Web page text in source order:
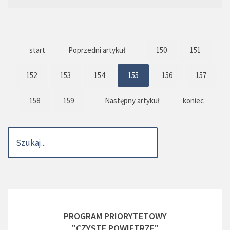
start Poprzedni artykuł 150 151
152 153 154 155 156 157
158 159 Następny artykuł koniec
PROGRAM PRIORYTETOWY